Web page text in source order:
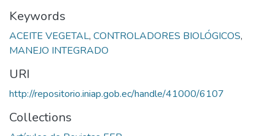
Keywords
ACEITE VEGETAL, CONTROLADORES BIOLÓGICOS,
MANEJO INTEGRADO
URI
http://repositorio.iniap.gob.ec/handle/41000/6107
Collections